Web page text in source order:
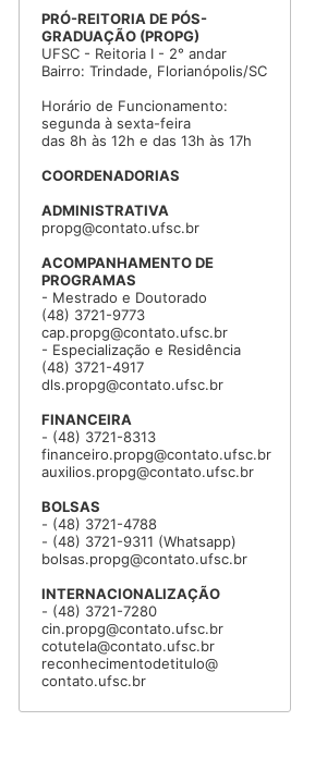
PRÓ-REITORIA DE PÓS-
GRADUAÇÃO (PROPG)
UFSC - Reitoria I - 2° andar
Bairro: Trindade, Florianópolis/SC
Horário de Funcionamento:
segunda à sexta-feira
das 8h às 12h e das 13h às 17h
COORDENADORIAS
ADMINISTRATIVA
propg@contato.ufsc.br
ACOMPANHAMENTO DE
PROGRAMAS
- Mestrado e Doutorado
(48) 3721-9773
cap.propg@contato.ufsc.br
- Especialização e Residência
(48) 3721-4917
dls.propg@contato.ufsc.br
FINANCEIRA
- (48) 3721-8313
financeiro.propg@contato.ufsc.br
auxilios.propg@contato.ufsc.br
BOLSAS
- (48) 3721-4788
- (48) 3721-9311 (Whatsapp)
bolsas.propg@contato.ufsc.br
INTERNACIONALIZAÇÃO
- (48) 3721-7280
cin.propg@contato.ufsc.br
cotutela@contato.ufsc.br
reconhecimentodetitulo@
contato.ufsc.br